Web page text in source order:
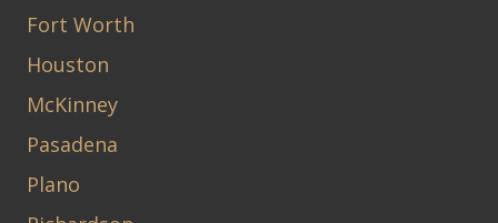
Fort Worth
Houston
McKinney
Pasadena
Plano